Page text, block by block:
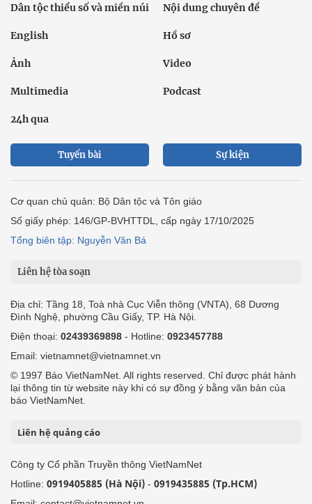
Dân tộc thiểu số và miền núi Nội dung chuyên đề
English Hồ sơ
Ảnh Video
Multimedia Podcast
24h qua
Tuyến bài Sự kiện
Cơ quan chủ quản: Bộ Dân tộc và Tôn giáo
Số giấy phép: 146/GP-BVHTTDL, cấp ngày 17/10/2025
Tổng biên tập: Nguyễn Văn Bá
Liên hệ tòa soạn
Địa chỉ: Tầng 18, Toà nhà Cục Viễn thông (VNTA), 68 Dương
Đình Nghệ, phường Cầu Giấy, TP. Hà Nội.
Điện thoại: 02439369898 - Hotline: 0923457788
Email: vietnamnet@vietnamnet.vn
© 1997 Báo VietNamNet. All rights reserved. Chỉ được phát hành
lại thông tin từ website này khi có sự đồng ý bằng văn bản của
báo VietNamNet.
Liên hệ quảng cáo
Công ty Cổ phần Truyền thông VietNamNet
Hotline: 0919405885 (Hà Nội) - 0919435885 (Tp.HCM)